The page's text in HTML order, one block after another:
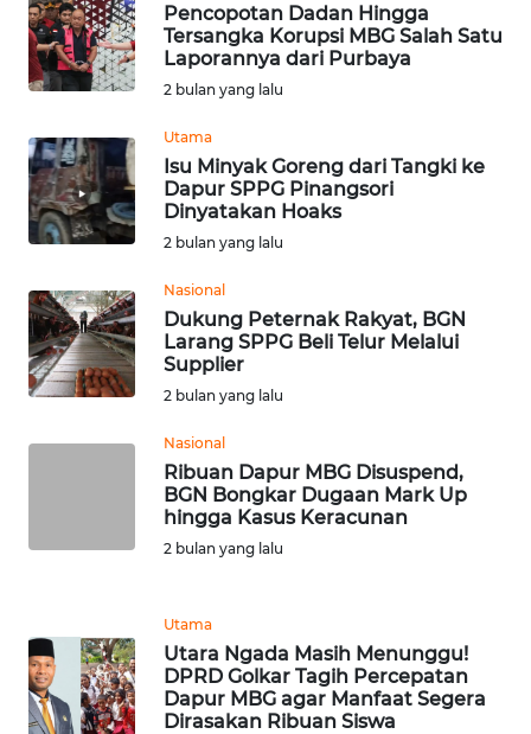
Pencopotan Dadan Hingga
Tersangka Korupsi MBG Salah Satu
Laporannya dari Purbaya
2 bulan yang lalu
Utama
Isu Minyak Goreng dari Tangki ke
Dapur SPPG Pinangsori
Dinyatakan Hoaks
2 bulan yang lalu
Nasional
Dukung Peternak Rakyat, BGN
Larang SPPG Beli Telur Melalui
Supplier
2 bulan yang lalu
Nasional
Ribuan Dapur MBG Disuspend,
BGN Bongkar Dugaan Mark Up
hingga Kasus Keracunan
2 bulan yang lalu
Utama
Utara Ngada Masih Menunggu!
DPRD Golkar Tagih Percepatan
Dapur MBG agar Manfaat Segera
Dirasakan Ribuan Siswa
MALUKU
WN
WN
DAIRI
WN
TOBA
WN
NIAS
WN
TANJUNG
LESUNG